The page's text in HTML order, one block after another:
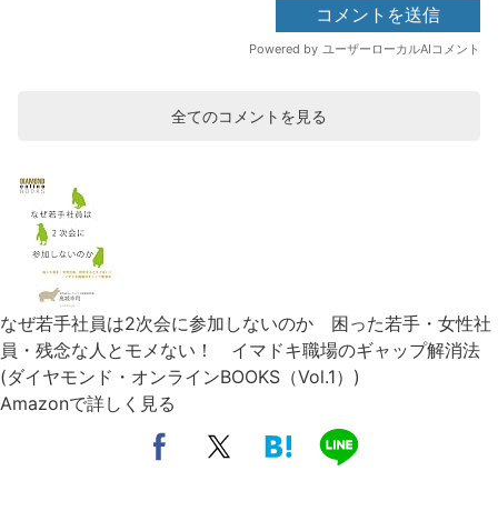
全てのコメントを見る
なぜ若手社員は2次会に参加しないのか 困った若手・女性社
員・残念な人とモメない！ イマドキ職場のギャップ解消法
(ダイヤモンド・オンラインBOOKS（Vol.1）)
Amazonで詳しく見る